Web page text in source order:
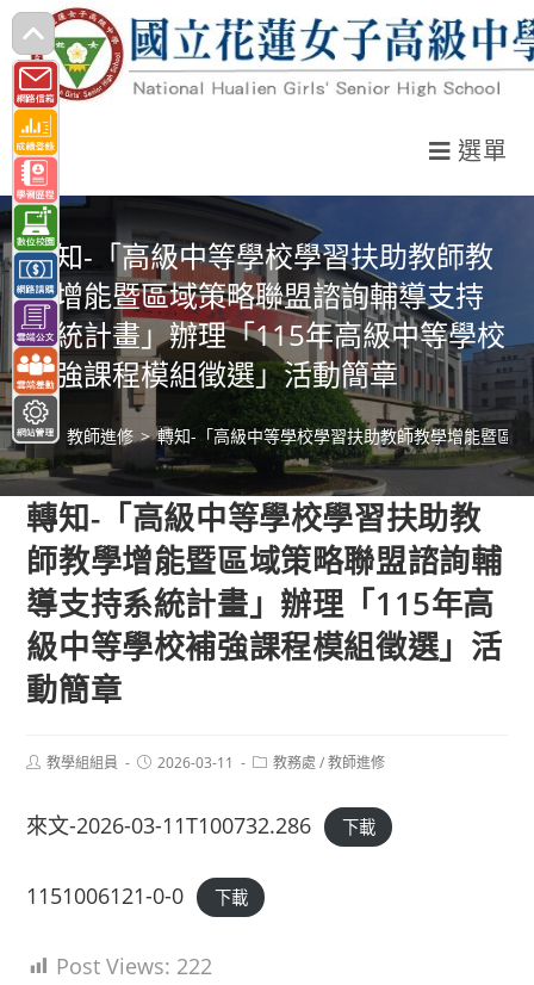
跳
轉
至
主
要
內
容
選單
轉知-「高級中等學校學習扶助教師教
學增能暨區域策略聯盟諮詢輔導支持
系統計畫」辦理「115年高級中等學校
補強課程模組徵選」活動簡章
> 教師進修 > 轉知-「高級中等學校學習扶助教師教學增能暨區
轉知-「高級中等學校學習扶助教
師教學增能暨區域策略聯盟諮詢輔
導支持系統計畫」辦理「115年高
級中等學校補強課程模組徵選」活
動簡章
Post教學組組員
Post2026-03-11
Post教務處 / 教師進修
來文-2026-03-11T100732.286 下載
1151006121-0-0 下載
Post Views: 222